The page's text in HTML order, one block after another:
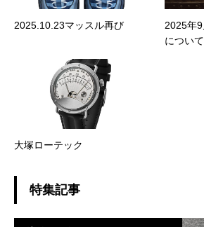
2025.10.23マッスル再び
2025年
について
大塚ローテック
特集記事